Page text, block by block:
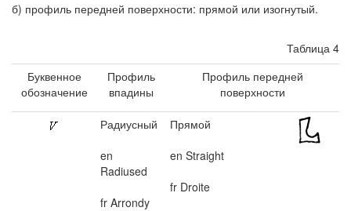
б) профиль передней поверхности: прямой или изогнутый.
Таблица 4
Буквенное
обозначение
Профиль
впадины
Профиль передней
поверхности
Радиусный
en
Radiused
fr Arrondy
Прямой
en Straight
fr Droite